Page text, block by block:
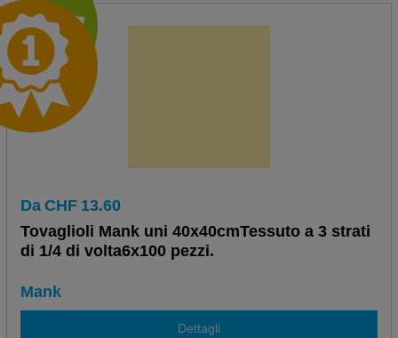
Da CHF 13.60
Tovaglioli Mank uni 40x40cmTessuto a 3 strati
di 1/4 di volta6x100 pezzi.
Mank
Dettagli